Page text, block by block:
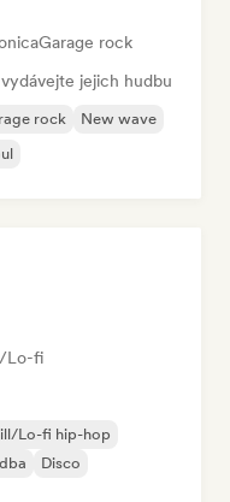
Garage rock
jejich hudbu
rock
New wave
Lo-fi
Lo-fi hip-hop
Disco